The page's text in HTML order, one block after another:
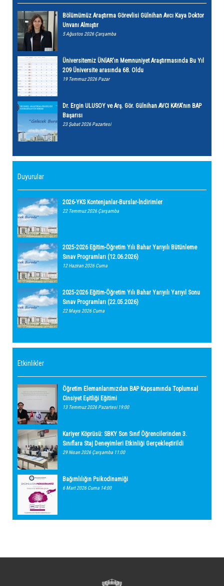
Bölümümüz Araştırma Görevlisi Gülnihan Avcı Kaya Doktor
Unvanı Almıştır
5 Ağustos 2026 Çarşamba
Üniversitemiz ÜNİAR'ın Memnuniyet Araştırmasında Bu Yıl
209 Üniversite arasında 68. Oldu
19 Temmuz 2026 Pazar
Dr. Ergin ULUSOY ve Arş. Gör. Gülnihan AVCI KAYA'nın BAP
Başarısı
23 Şubat 2026 Pazartesi
Duyurular
2026-YKS Kontenjanlar-Burslar-İndirimler
22 Temmuz 2026 Çarşamba
2025-2026 Eğitim-Öğretim Yılı Bahar Yarıyılı Bütünleme
Sınav Programları (12.06.2026)
12 Haziran 2026 Cuma
2025-2026 Eğitim-Öğretim Yılı Bahar Yarıyılı Yarıyıl Sonu
Sınav Programları (22.05.2026)
22 Mayıs 2026 Cuma
Etkinlikler
Öğretim Elemanlarımızdan BAP Kapsamında Toplumsal
Cinsiyet Eşitliği Eğitimi
13 Temmuz 2026 Pazartesi 19:00
Kariyer Köprüsü: SBKY Son Sınıf Öğrencilerinden 3.
Sınıflara Staj Deneyimleri Etkinliği Gerçekleştirildi
29 Nisan 2026 Çarşamba 11:00
Bağımlılığın Psikodinamiği
6 Mart 2026 Cuma 14:00